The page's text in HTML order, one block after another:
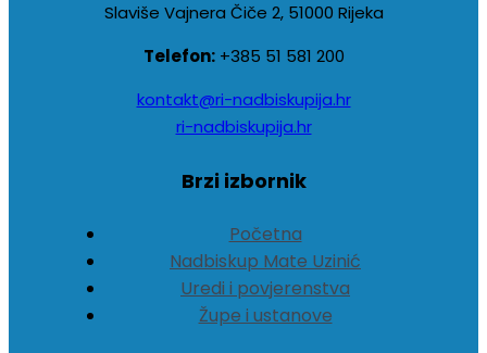
Slaviše Vajnera Čiče 2, 51000 Rijeka
Telefon:+385 51 581 200
kontakt@ri-nadbiskupija.hr
ri-nadbiskupija.hr
Brzi izbornik
Početna
Nadbiskup Mate Uzinić
Uredi i povjerenstva
Župe i ustanove